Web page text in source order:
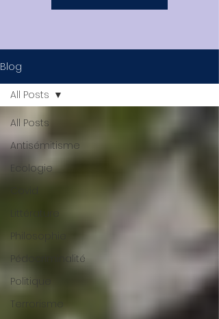
Blog
All Posts
Antisémitisme
Ecologie
Littérature
Philosophie
Pédocriminalité
Politique
Terrorisme
All Posts